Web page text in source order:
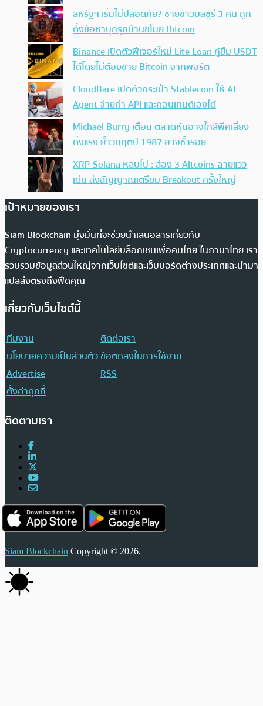
สหรัฐฯ เริ่มไม่ปลอดภัย? ชายชาวมิสซูรี 3 คน ถูก
ตั้งข้อหาบุกรุกบ้านขโมย Bitcoin
Binance เปิดตัวฟีเจอร์ใหม่ Lite Loan กู้ยืม USDT
ได้โดยไม่ต้องขาย Bitcoin จากพอร์ต
Cloudflare เปิดตัวกระเป๋า Stablecoin ให้ AI
Agent จ่ายค่า API และคอนเทนต์เองได้
Michael Burry เตือน ตลาดหุ้นอาจใกล้พีคเสี่ยง
ดิ่งแรง ย้ำวิกฤตปี 1987 อาจซ้ำรอย
XRP-Solana หลบไป : ส่อง 3 Altcoins ฉายแวว
เด่น ส่งสัญญาณเตรียม Breakout ครั้งใหญ่
เป้าหมายของเรา
Siam Blockchain มุ่งมั่นที่จะช่วยนำเสนอสารเกี่ยวกับ
Cryptocurrency และเทคโนโลยีบล็อกเชนเพื่อคนไทย ในภาษาไทย เรา
รวบรวมข้อมูลส่วนใหญ่จากเว็บไซต์และเว็บบอร์ดต่างประเทศและนำมา
แปลส่งตรงถึงฟีดคุณ
เกี่ยวกับเว็บไซต์นี้
ทีมงาน
ติดต่อเรา
นโยบายความเป็นส่วนตัวข้อตกลงในการใช้งาน
Advertise
RSS
ตั้งค่าคุกกี้
ติดตามเรา
Siam Blockchain Copyright © 2026.